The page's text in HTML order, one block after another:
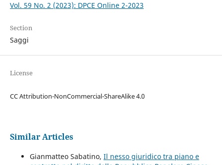
Vol. 59 No. 2 (2023): DPCE Online 2-2023
Section
Saggi
License
CC Attribution-NonCommercial-ShareAlike 4.0
Similar Articles
Gianmatteo Sabatino, Il nesso giuridico tra piano e